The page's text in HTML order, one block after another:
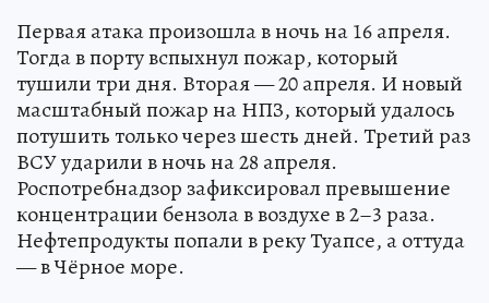
Первая атака произошла в ночь на 16 апреля.
Тогда в порту вспыхнул пожар, который
тушили три дня. Вторая — 20 апреля. И новый
масштабный пожар на НПЗ, который удалось
потушить только через шесть дней. Третий раз
ВСУ ударили в ночь на 28 апреля.
Роспотребнадзор зафиксировал превышение
концентрации бензола в воздухе в 2–3 раза.
Нефтепродукты попали в реку Туапсе, а оттуда
— в Чёрное море.